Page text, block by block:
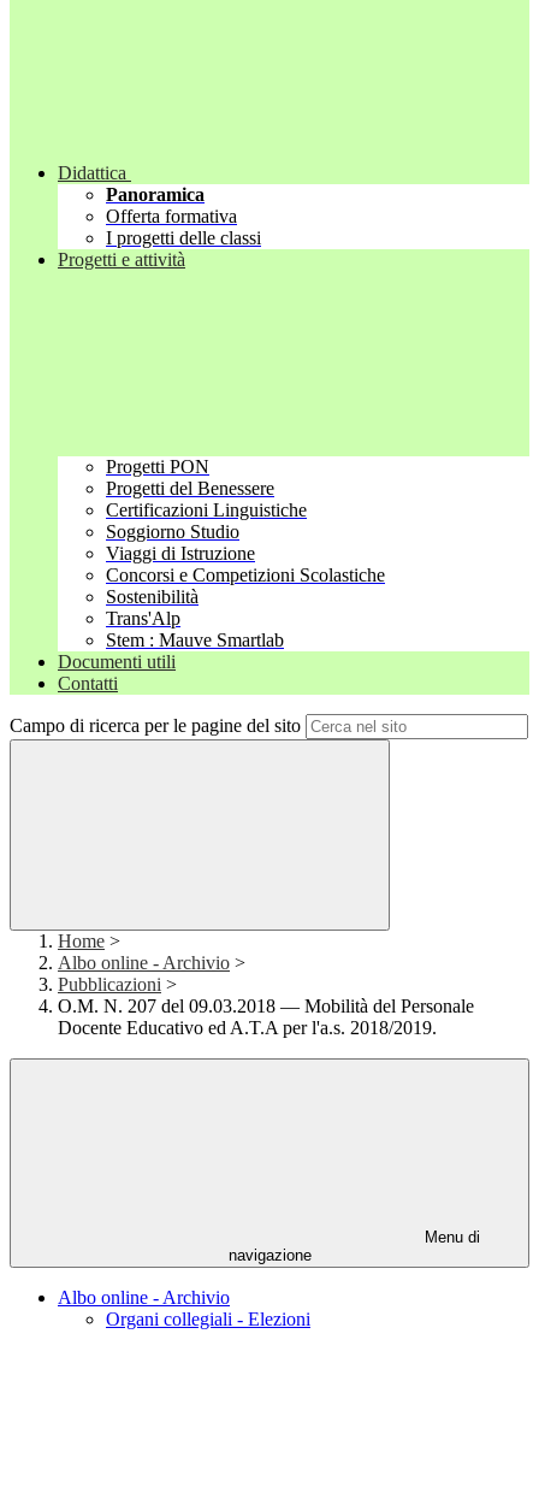
Didattica
Panoramica
Offerta formativa
I progetti delle classi
Progetti e attività
Progetti PON
Progetti del Benessere
Certificazioni Linguistiche
Soggiorno Studio
Viaggi di Istruzione
Concorsi e Competizioni Scolastiche
Sostenibilità
Trans'Alp
Stem : Mauve Smartlab
Documenti utili
Contatti
Campo di ricerca per le pagine del sito
Home >
Albo online - Archivio >
Pubblicazioni >
O.M. N. 207 del 09.03.2018 — Mobilità del Personale
Docente Educativo ed A.T.A per l'a.s. 2018/2019.
Menu di
navigazione
Albo online - Archivio
Organi collegiali - Elezioni